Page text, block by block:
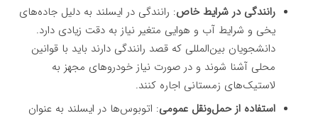
رانندگی در شرایط خاص: رانندگی در ایسلند به دلیل جاده‌های
یخی و شرایط آب و هوایی متغیر نیاز به دقت زیادی دارد.
دانشجویان بین‌المللی که قصد رانندگی دارند باید با قوانین
محلی آشنا شوند و در صورت نیاز خودروهای مجهز به
لاستیک‌های زمستانی اجاره کنند.
استفاده از حمل‌ونقل عمومی: اتوبوس‌ها در ایسلند به عنوان